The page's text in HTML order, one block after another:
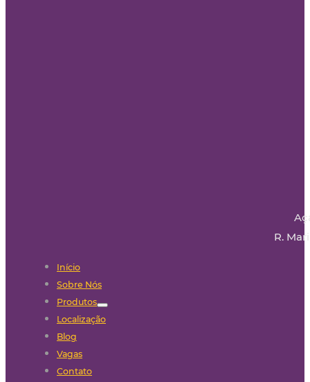
R.
Início
Sobre Nós
Produtos
Localização
Blog
Vagas
Contato